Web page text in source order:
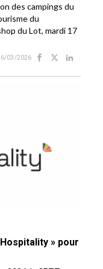
des campings du
du
du Lot, mardi 17
03/2026
» pour